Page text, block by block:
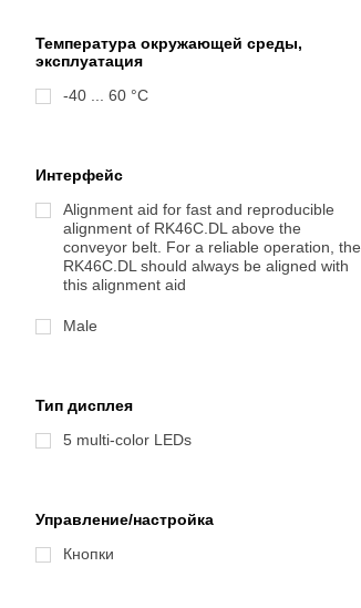
Температура окружающей среды,
эксплуатация
-40 ... 60 °C
Интерфейс
Alignment aid for fast and reproducible
alignment of RK46C.DL above the
conveyor belt. For a reliable operation, the
RK46C.DL should always be aligned with
this alignment aid
Male
Тип дисплея
5 multi-color LEDs
Управление/настройка
Кнопки